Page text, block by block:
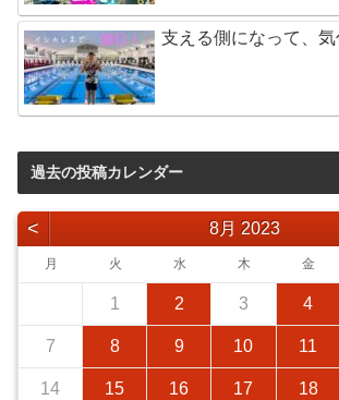
支える側になって、気
過去の投稿カレンダー
< 8月 2023
月 火 水 木 金
1 2 3 4
7 8 9 10 11
14 15 16 17 18